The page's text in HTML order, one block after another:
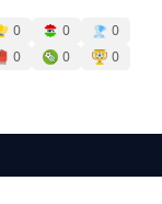
0 0
0
0 0
0